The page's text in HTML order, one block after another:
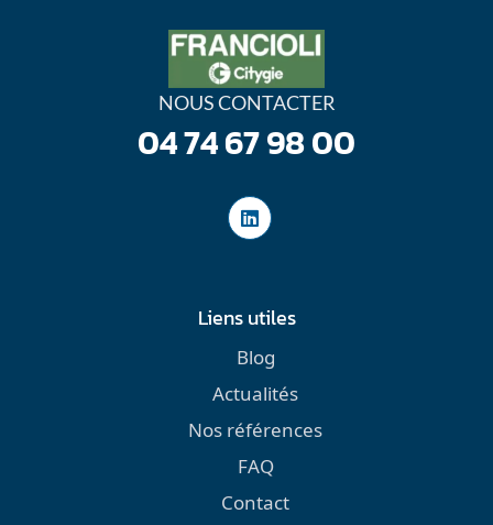
NOUS CONTACTER
04 74 67 98 00
Liens utiles
Blog
Actualités
Nos références
FAQ
Contact